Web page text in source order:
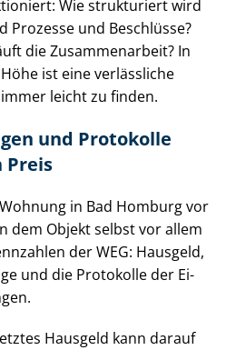
Wie strukturiert wird
Prozesse und Beschlüsse?
die Zusammenarbeit? In
ist eine verlässliche
leicht zu finden.
und Protokolle
Preis
in Bad Homburg vor
dem Objekt selbst vor allem
der WEG: Hausgeld,
und die Protokolle der Ei­
Hausgeld kann darauf